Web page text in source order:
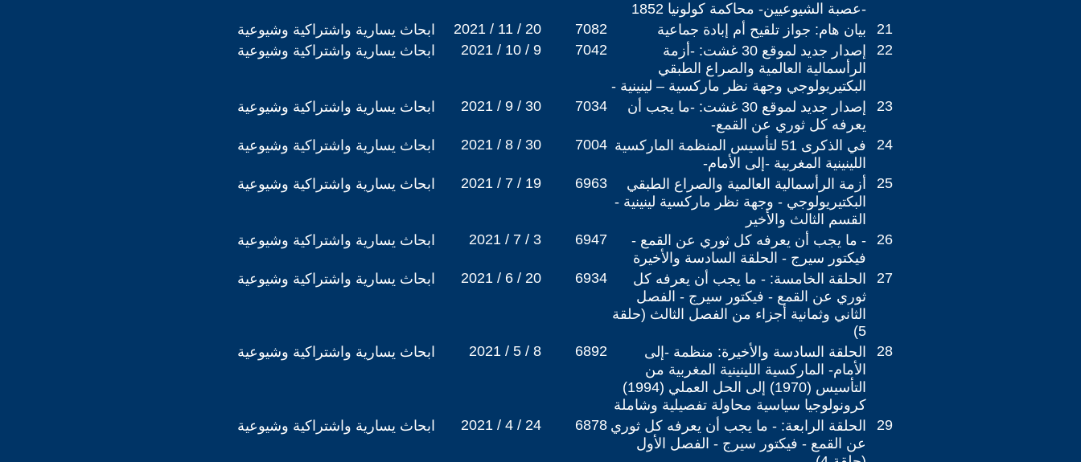
-عصبة الشيوعيين- محاكمة كولونيا 1852
ابحاث يسارية واشتراكية وشيوعية 2021 / 11 / 20 7082 بيان هام: جواز تلقيح أم إبادة جماعية
21
ابحاث يسارية واشتراكية وشيوعية
2021 / 10 / 9 7042
إصدار جديد لموقع 30 غشت: -أزمة
الرأسمالية العالمية والصراع الطبقي
البكتيريولوجي وجهة نظر ماركسية – لينينية -
22
ابحاث يسارية واشتراكية وشيوعية 2021 / 9 / 30 7034
إصدار جديد لموقع 30 غشت: -ما يجب أن
يعرفه كل ثوري عن القمع-
23
ابحاث يسارية واشتراكية وشيوعية 2021 / 8 / 30 7004 في الذكرى 51 لتأسيس المنظمة الماركسية
اللينينية المغربية -إلى الأمام-
24
ابحاث يسارية واشتراكية وشيوعية 2021 / 7 / 19 6963
أزمة الرأسمالية العالمية والصراع الطبقي
البكتيريولوجي - وجهة نظر ماركسية لينينية -
القسم الثالث والأخير
25
ابحاث يسارية واشتراكية وشيوعية 2021 / 7 / 3 6947
- ما يجب أن يعرفه كل ثوري عن القمع -
فيكتور سيرج - الحلقة السادسة والأخيرة
26
ابحاث يسارية واشتراكية وشيوعية 2021 / 6 / 20 6934
الحلقة الخامسة: - ما يجب أن يعرفه كل
ثوري عن القمع - فيكتور سيرج - الفصل
الثاني وثمانية أجزاء من الفصل الثالث (حلقة
5)
27
ابحاث يسارية واشتراكية وشيوعية 2021 / 5 / 8 6892
الحلقة السادسة والأخيرة: منظمة -إلى
الأمام- الماركسية اللينينية المغربية من
التأسيس (1970) إلى الحل العملي (1994)
كرونولوجيا سياسية محاولة تفصيلية وشاملة
28
ابحاث يسارية واشتراكية وشيوعية 2021 / 4 / 24 6878 الحلقة الرابعة: - ما يجب أن يعرفه كل ثوري
عن القمع - فيكتور سيرج - الفصل الأول
29